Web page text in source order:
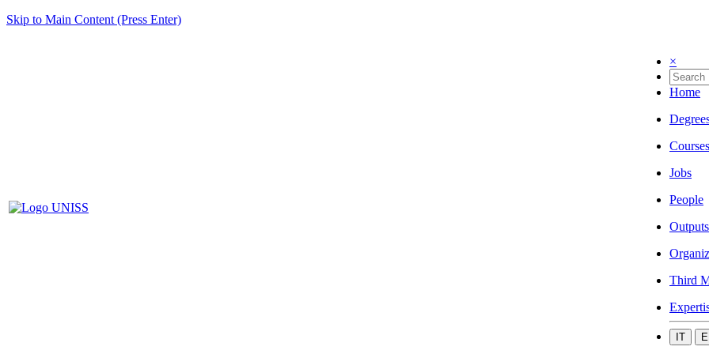
Skip to Main Content (Press Enter)
×
Home
Courses
Jobs
People
Outputs
Third
IT